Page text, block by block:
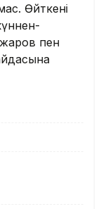
Өйткені
пен